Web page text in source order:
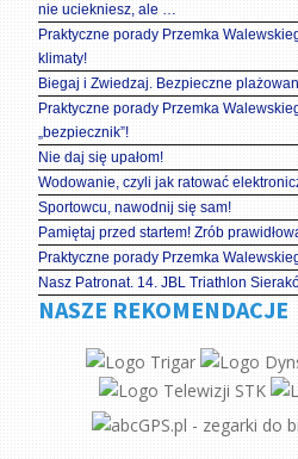
nie uciekniesz, ale …
Praktyczne porady Przemka
klimaty!
Biegaj i Zwiedzaj. Bezpieczne
Praktyczne porady Przemka
„bezpiecznik”!
Nie daj się upałom!
Wodowanie, czyli jak ratować
Sportowcu, nawodnij się sam!
Pamiętaj przed startem! Zrób
Praktyczne porady Przemka
Nasz Patronat. 14. JBL Triathlon
NASZE REKOMENDACJE